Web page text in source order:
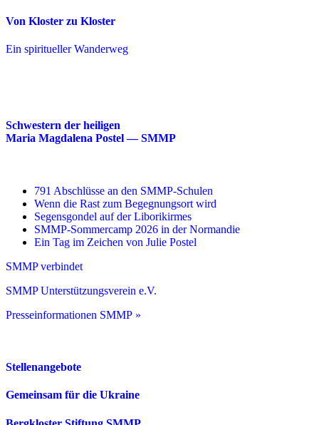
Von Kloster zu Kloster
Ein spiritueller Wanderweg
Schwestern der heiligen
Maria Magdalena Postel — SMMP
791 Abschlüsse an den SMMP-Schulen
Wenn die Rast zum Begegnungsort wird
Segensgondel auf der Liborikirmes
SMMP-Sommercamp 2026 in der Normandie
Ein Tag im Zeichen von Julie Postel
SMMP verbindet
SMMP Unterstützungsverein e.V.
Presseinformationen SMMP »
Stellenangebote
Gemeinsam für die Ukraine